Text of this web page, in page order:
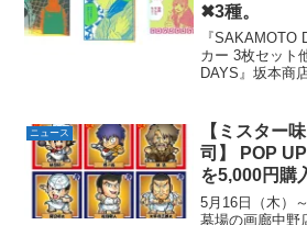
✖︎3種。
『SAKAMOTO
カー 3枚セット
DAYS』坂本商
SHOP、各集英
売中です。『
ロラステッカ
ニュース
【ミスター
司】 POP
を5,000円購
シール」が
中野店
5月16日（木）
墓場の画廊中野